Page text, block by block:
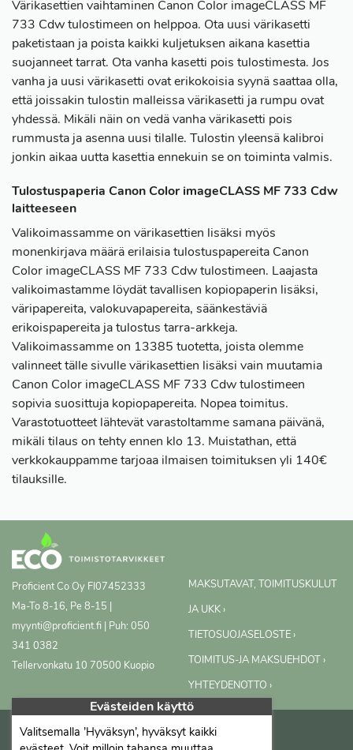
Värikasettien vaihtaminen Canon Color imageCLASS MF
733 Cdw tulostimeen on helppoa. Ota uusi värikasetti
paketistaan ja poista kaikki kuljetuksen aikana kasettia
suojanneet tarrat. Ota vanha kasetti pois tulostimesta. Jos
vanha ja uusi värikasetti ovat erikokoisia syynä saattaa olla,
että joissakin tulostin malleissa värikasetti ja rumpu ovat
yhdessä. Mikäli näin on vedä vanha värikasetti pois
rummusta ja asenna uusi tilalle. Tulostin yleensä kalibroi
jonkin aikaa uutta kasettia ennekuin se on toiminta valmis.
Tulostuspaperia Canon Color imageCLASS MF 733 Cdw
laitteeseen
Valikoimassamme on värikasettien lisäksi myös
monenkirjava määrä erilaisia tulostuspapereita Canon
Color imageCLASS MF 733 Cdw tulostimeen. Laajasta
valikoimastamme löydät tavallisen kopiopaperin lisäksi,
väripapereita, valokuvapapereita, säänkestäviä
erikoispapereita ja tulostus tarra-arkkeja.
Valikoimassamme on 13385 tuotetta, joista olemme
valinneet tälle sivulle värikasettien lisäksi vain muutamia
Canon Color imageCLASS MF 733 Cdw tulostimeen
sopivia suosittuja kopiopapereita. Nopea toimitus.
Varastotuotteet lähtevät varastoltamme samana päivänä,
mikäli tilaus on tehty ennen klo 13. Muistathan, että
verkkokauppamme tarjoaa ilmaisen toimituksen yli 140€
tilauksille.
Proficient Co Oy FI07452333
Ma-To 8-16, Pe 8-15 |
myynti@proficient.fi | Puh: 050
341 0382
Tellervonkatu 10 70500 Kuopio
MAKSUTAVAT, TOIMITUSKULUT
JA UKK ›
TIETOSUOJASELOSTE ›
TOIMITUS-JA MAKSUEHDOT ›
YHTEYDENOTTO ›
Evästeiden käyttö
Valitsemalla ’Hyväksyn’, hyväksyt kaikki